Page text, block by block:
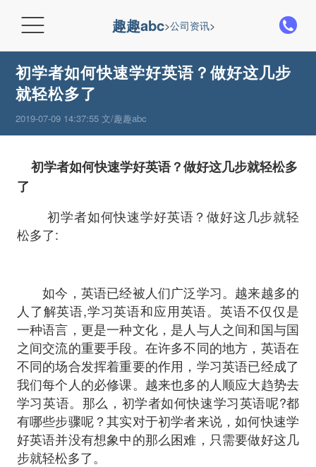
 趣趣abc>公司资讯>
初学者如何快速学好英语？做好这几步
就轻松多了
2019-07-09 14:37:55 文/趣趣abc
初学者如何快速学好英语？做好这几步就轻松多
了
初学者如何快速学好英语？做好这几步就轻
松多了:
如今，英语已经被人们广泛学习。越来越多的
人了解英语,学习英语和应用英语。英语不仅仅是
一种语言，更是一种文化，是人与人之间和国与国
之间交流的重要手段。在许多不同的地方，英语在
不同的场合发挥着重要的作用，学习英语已经成了
我们每个人的必修课。越来也多的人顺应大趋势去
学习英语。那么，初学者如何快速学习英语呢?都
有哪些步骤呢？其实对于初学者来说，如何快速学
好英语并没有想象中的那么困难，只需要做好这几
步就轻松多了。